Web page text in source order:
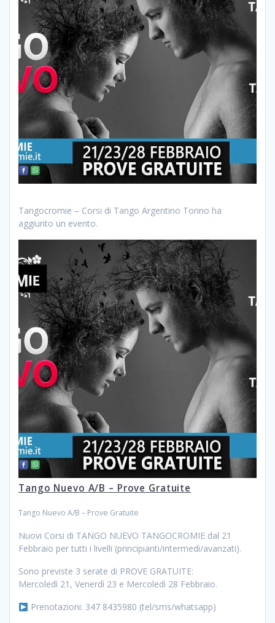
Tangocromie – Corsi di Tango Argentino Torino ha
aggiunto un evento.
Tango Nuevo A/B – Prove Gratuite
Tango Nuevo A/B – Prove Gratuite
Nuovi Corsi di TANGO NUEVO TANGOCROMIE dal 21
Febbraio per tutti i livelli (principianti/intermedi/avanzati).
Sono previste 3 serate di PROVE GRATUITE:
Mercoledì 21, Venerdì 23 e Mercoledì 28 Febbraio.
Prenotazioni: 347 8435980 (tel/sms/whatsapp)